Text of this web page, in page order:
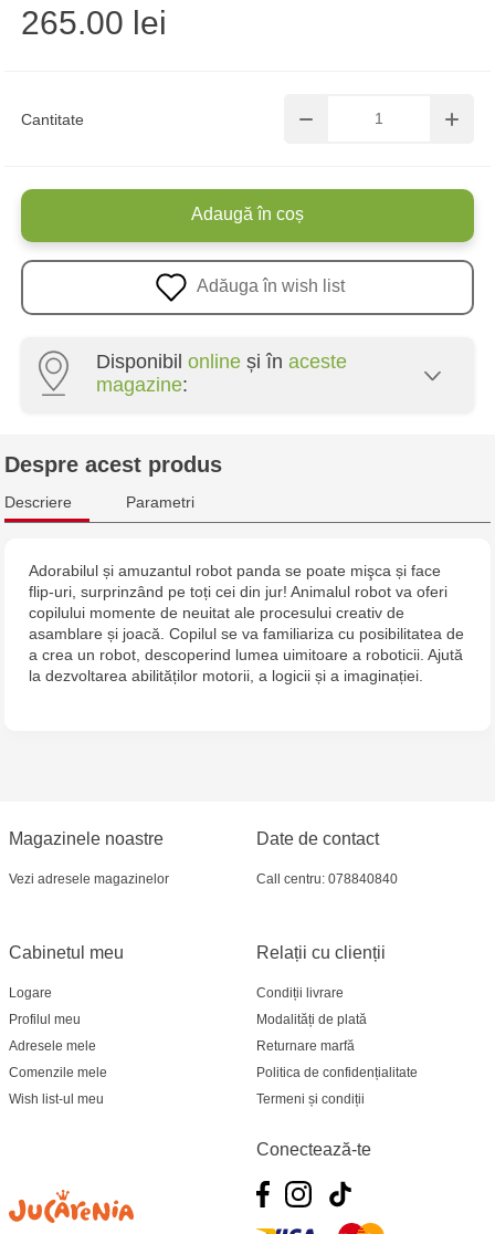
Cantitate
265.00 lei
Adaugă în coș
Adăuga în wish list
Disponibil online și în aceste
magazine:
Multistore Centru - bd. Cantemir, 6
Jucărenia Bălți - str. Alexandru Cel Bun, 5
Jucărenia Cahul - str. Ștefan cel Mare, 29А
Despre acest produs
Descriere Parametri
Adorabilul și amuzantul robot panda se poate mişca și face
flip-uri, surprinzând pe toți cei din jur! Animalul robot va oferi
copilului momente de neuitat ale procesului creativ de
asamblare și joacă. Copilul se va familiariza cu posibilitatea de
a crea un robot, descoperind lumea uimitoare a roboticii. Ajută
la dezvoltarea abilităților motorii, a logicii și a imaginației.
Magazinele noastre
Vezi adresele magazinelor
Relații cu clienții
Condiții livrare
Modalități de plată
Returnare marfă
Politica de confidențialitate
Termeni și condiții
Cabinetul meu
Logare
Profilul meu
Adresele mele
Comenzile mele
Wish list-ul meu
Date de contact
Call centru: 078840840
Conectează-te